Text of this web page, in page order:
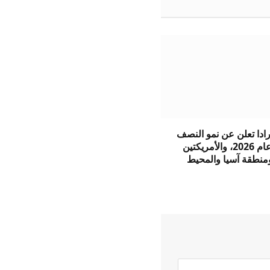
تعلن عن نمو النصف
الأول من عام 2026، والأمريكتين
آسيا والمحيط